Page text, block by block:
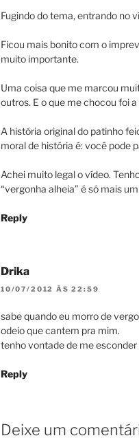
Fugindo do tema, entrando no
Ficou mais bonito com o
muito importante.
Uma coisa que me marcou
outros. E o que me chocou foi
A história original do patinho
moral de história é: você pode
Achei muito legal o vídeo.
“vergonha alheia” é só mais
Reply
Drika
10/07/2012 ÀS 22:59
sabe quando eu morro de
odeio que cantem pra mim.
tenho vontade de me
Reply
Deixe um